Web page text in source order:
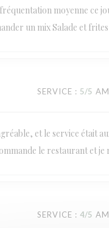
moyenne ce
un mix Salade et frites
SERVICE : 5/5
et le service était
le restaurant et
SERVICE : 4/5